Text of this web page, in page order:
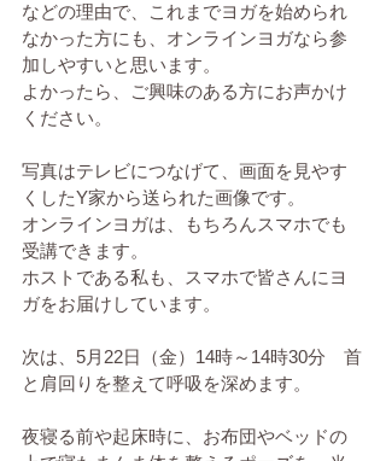
などの理由で、これまでヨガを始められ
なかった方にも、オンラインヨガなら参
加しやすいと思います。
よかったら、ご興味のある方にお声かけ
ください。
写真はテレビにつなげて、画面を見やす
くしたY家から送られた画像です。
オンラインヨガは、もちろんスマホでも
受講できます。
ホストである私も、スマホで皆さんにヨ
ガをお届けしています。
次は、5月22日（金）14時～14時30分　首
と肩回りを整えて呼吸を深めます。
夜寝る前や起床時に、お布団やベッドの